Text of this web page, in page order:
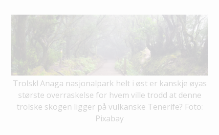
Trolsk! Anaga nasjonalpark helt i øst er kanskje øyas
største overraskelse for hvem ville trodd at denne
trolske skogen ligger på vulkanske Tenerife? Foto:
Pixabay